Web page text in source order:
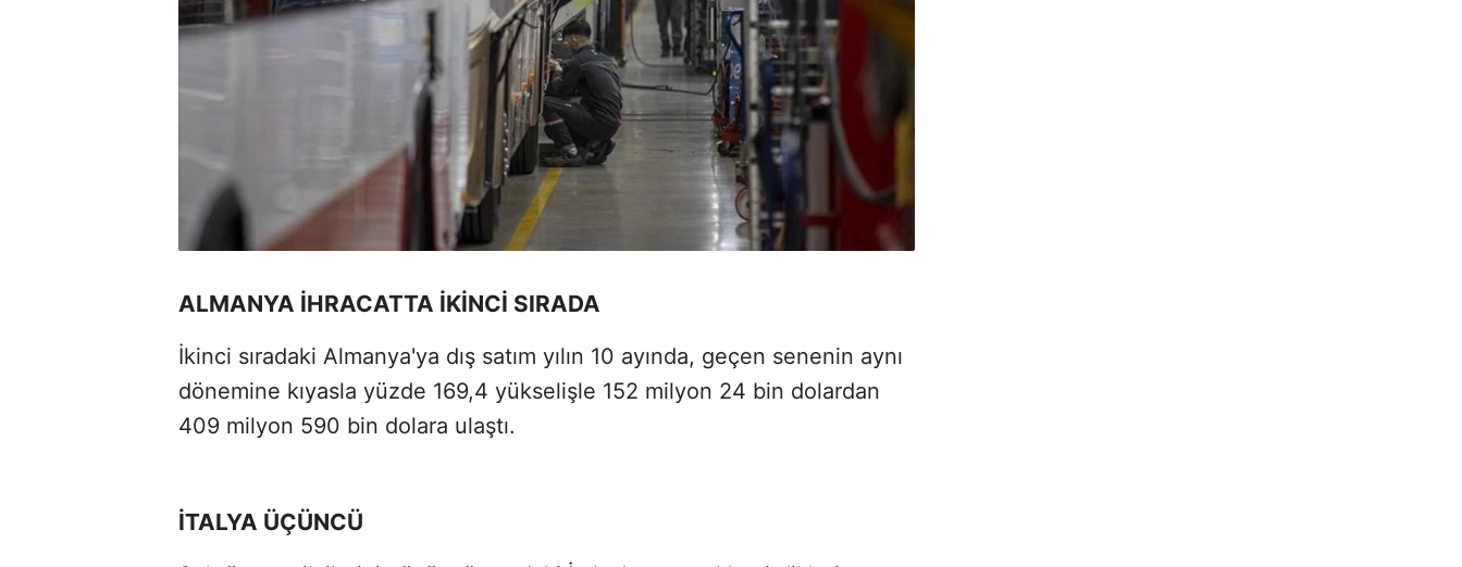
ALMANYA İHRACATTA İKİNCİ SIRADA
İkinci sıradaki Almanya'ya dış satım yılın 10 ayında, geçen senenin aynı
dönemine kıyasla yüzde 169,4 yükselişle 152 milyon 24 bin dolardan
409 milyon 590 bin dolara ulaştı.
İTALYA ÜÇÜNCÜ